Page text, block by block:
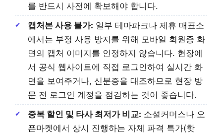
를 반드시 사전에 확보해야 합니다.
캡처본 사용 불가: 일부 테마파크나 제휴 매표소
에서는 부정 사용 방지를 위해 모바일 회원증 화
면의 캡처 이미지를 인정하지 않습니다. 현장에
서 공식 웹사이트에 직접 로그인하여 실시간 화
면을 보여주거나, 신분증을 대조하므로 현장 방
문 전 로그인 계정을 점검하는 것이 좋습니다.
중복 할인 및 타사 최저가 비교: 소셜커머스나 오
픈마켓에서 상시 진행하는 자체 파격 특가(핫